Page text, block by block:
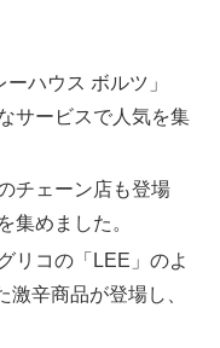
ハウス ボルツ」
サービスで人気を集
チェーン店も登場
集めました。
リコの「LEE」のよ
辛商品が登場し、